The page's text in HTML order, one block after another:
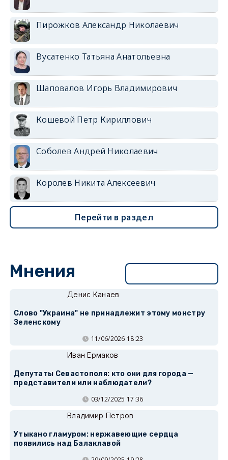
Пирожков Александр Николаевич
Вусатенко Татьяна Анатольевна
Шаповалов Игорь Владимирович
Кошевой Петр Кириллович
Соболев Андрей Николаевич
Королев Никита Алексеевич
Перейти в раздел
Мнения
Денис Канаев
Слово "Украина" не принадлежит этому монстру
Зеленскому
11/06/2026 18:23
Иван Ермаков
Депутаты Севастополя: кто они для города —
представители или наблюдатели?
03/12/2025 17:36
Владимир Петров
Утыкано гламуром: нержавеющие сердца
появились над Балаклавой